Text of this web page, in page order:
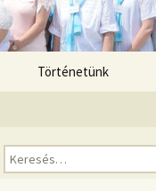
Történetünk
Keresés: